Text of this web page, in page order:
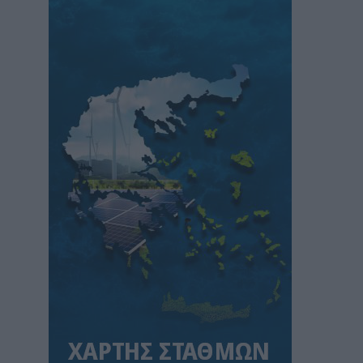
SOWISE+: Επιστημονική πρόοδος και
καινοτομία για μια κυκλική οικονομία στην
ΠΕΡΙΒΑΛΛΟΝ 06/08/2026 - 13:59
Κουκουλόπουλος: Τελευταία η Δυτική
Μακεδονία στους μόνιμους διορισμούς
εκπαιδευτικών – Πήγε “περίπατο” η Ρήτρα
Δίκαιης Μετάβασης
06/08/2026 - 13:25
Σταύρος Παπασταύρου: Η συμφωνία
δημιουργεί νέα και ισχυρή δυναμική για την
ΠΟΛΙΤΙΚΗ 06/08/2026 - 12:46